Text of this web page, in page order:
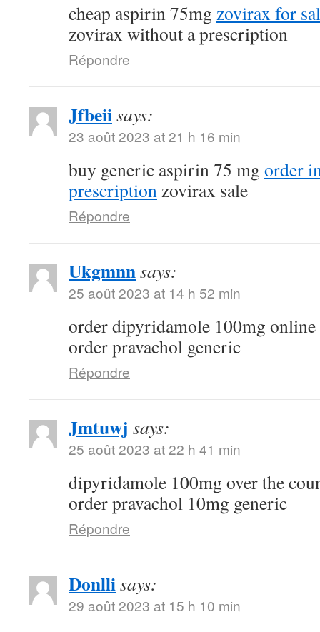
cheap aspirin 75mg zovirax for
zovirax without a prescription
Répondre
Jfbeiisays:
23 août 2023 at 21 h 16 min
buy generic aspirin 75 mg order
prescriptionzovirax sale
Répondre
Ukgmnnsays:
25 août 2023 at 14 h 52 min
order dipyridamole 100mg online
order pravachol generic
Répondre
Jmtuwj says:
25 août 2023 at 22 h 41 min
dipyridamole 100mg over the
order pravachol 10mg generic
Répondre
Donllisays:
29 août 2023 at 15 h 10 min